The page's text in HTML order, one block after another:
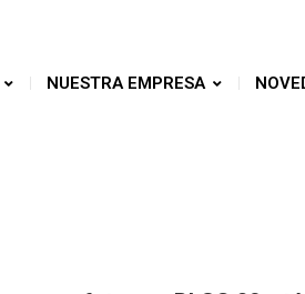
NUESTRA EMPRESA